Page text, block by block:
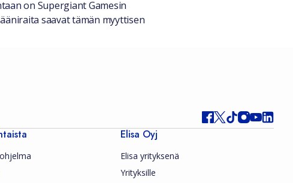
on Supergiant Gamesin
saavat tämän myyttisen
Elisa Oyj
Elisa yrityksenä
Yrityksille